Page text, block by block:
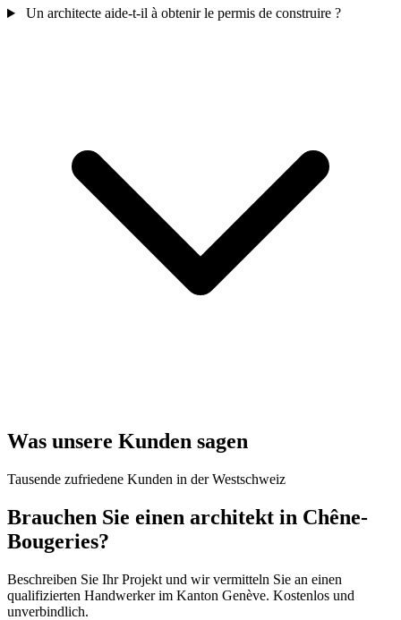
Un architecte aide-t-il à obtenir le permis de construire ?
Was unsere Kunden sagen
Tausende zufriedene Kunden in der Westschweiz
Brauchen Sie einen architekt in Chêne-
Bougeries?
Beschreiben Sie Ihr Projekt und wir vermitteln Sie an einen
qualifizierten Handwerker im Kanton Genève. Kostenlos und
unverbindlich.